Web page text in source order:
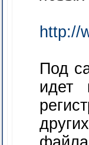
http://
Под
идет